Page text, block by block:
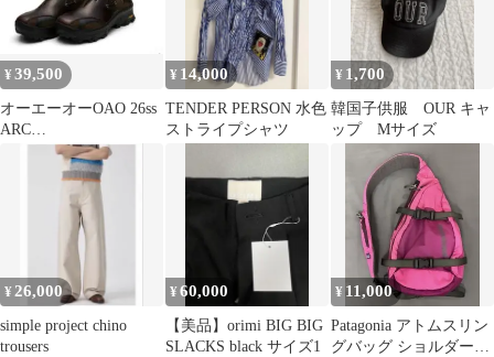
¥39,500
オーエーオーOAO 26ss
ARC
DECK（BROWN）
¥ 14,000
TENDER PERSON 水色
ストライプシャツ
¥ 1,700
韓国子供服 OUR キャ
ップ Mサイズ
¥ 26,000
simple project chino
trousers
¥60,000
【美品】orimi BIG BIG
SLACKS black サイズ1
¥ 11,000
Patagonia アトムスリン
グバッグ ショルダーバ